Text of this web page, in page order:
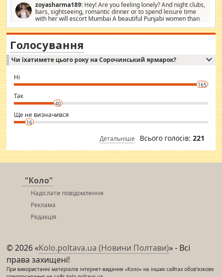
витрат, а тільки узгоджених сум і нічого іншого. Не чекайте і не
коментуйте цей пост. Введіть суму, яку ви хочете подати, і ми
зв'яжемося з вами з усіма варіантами. зв'яжіться з нами
сьогодні на garciajsacramento@gmail.com Вам потрібні термінові
гроші? Ми можемо допомогти!
zoyasharma189: Hey! Are you feeling lonely? And night clubs,
bars, sightseeing, romantic dinner or to spend leisure time
with her will escort Mumbai A beautiful Punjabi women than
sexy escort companion in arms that you guys feel like 5 star luxury
hotel had to spend the night in their search for loved solitaire free
woman "Love Solitaire" beautiful figure and shapely body shapes.
Independent escort in Mumbai, truthful, friendly and cheerful girl.
WhatsApp via an easily can see the latest pictures of her body and the
want to meet new people. Sakshi Mirchandani health and figure
conscious in order to keep yourself fit and regularly go to the health
club.
⇒ sakshimirchandani.com
Голосування
Чи їхатимете цього року на Сорочинський ярмарок?
Ні
165
Так
40
Ще не визначився
16
Детальніше Всього голосів: 221
"Коло"
Надіслати повідомлення
Реклама
Редакція
© 2026 «Kolo.poltava.ua (Новини Полтави)» - Всі
права захищені!
При використанні матеріалів інтернет-видання «Коло» на інших сайтах обов’язкове